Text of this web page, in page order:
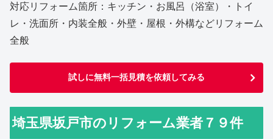
対応リフォーム箇所：キッチン・お風呂（浴室）・トイ
レ・洗面所・内装全般・外壁・屋根・外構などリフォーム
全般
試しに無料一括見積を依頼してみる
埼玉県坂戸市のリフォーム業者７９件